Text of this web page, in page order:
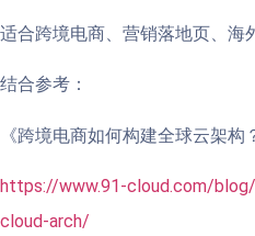
适合跨境电商、营销落地页、海
结合参考：
《跨境电商如何构建全球云架构
https://www.91-cloud.com/
cloud-arch/